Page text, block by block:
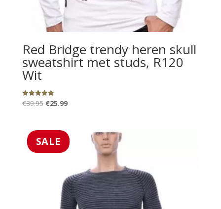
Red Bridge trendy heren skull
sweatshirt met studs, R120
Wit
Gewaardeerd
5.00
€39.95 Oorspronkelijke
€39.95.
€25.99Huidige
€25.99.
SALE